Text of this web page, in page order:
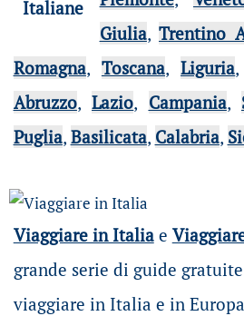
Giulia,Trentino
Romagna, Toscana,Liguria
Abruzzo,Lazio, Campania,
Puglia, Basilicata, Calabria,
Viaggiare in Italiae
grande serie di guide
viaggiare in Italia e in